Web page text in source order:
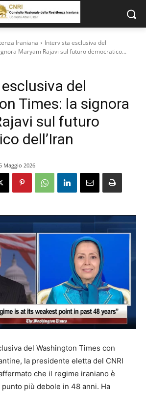
Iraniana
Intervista esclusiva del
Maryam Rajavi sul futuro democratico...
del
Times: la signora
sul futuro
dell’Iran
Maggio 2026
del Washington Times con
la presidente eletta del CNRI
che il regime iraniano è
più debole in 48 anni. Ha